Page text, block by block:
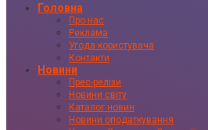
Головна
Про нас
Реклама
Угода користувача
Контакти
Новини
Прес-релізи
Новини світу
Каталог новин
Новини оподаткування